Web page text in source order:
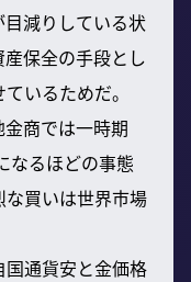
減りしている状
保全の手段とし
いるためだ。
商では一時期
なるほどの事態
な買いは世界市場
通貨安と金価格